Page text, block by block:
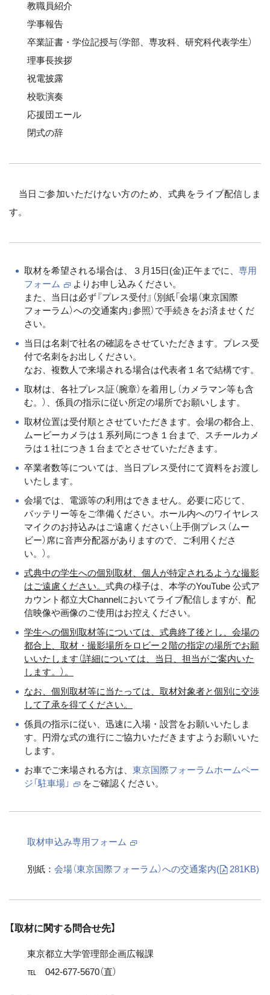
教職員紹介
学事報告
卒業証書・学位記授与（学部、専攻科、研究科代表学生）
理事長挨拶
祝電披露
校歌演奏
応援団エール
閉式の辞
当日ご参加いただけない方のため、式典をライブ配信しま
す。
取材を希望される場合は、３月15日(金)正午までに、 専用
フォーム
よりお申し込みください。
また、当日は必ず『プレス受付』（別紙「会場（東京国際
フォーラム）への交通案内」参照）で手続きをお済ませくだ
さい。
当日は名刺で社名の確認をさせていただきます。プレス受
付で名刺をお出しください。
なお、複数人で来場される場合は代表者１名で結構です。
取材は、各社プレス証（腕章）を着用し（カメラマン等も含
む。）、係員の指示に従い所定の場所でお願いします。
取材位置は受付順とさせていただきます。会場の都合上、
ムービーカメラは１系列局につき１台まで、スチールカメ
ラは１社につき１台までとさせていただきます。
卒業者数等については、当日プレス受付にて資料をお渡し
いたします。
会場では、電源等の利用はできません。必要に応じて、
バッテリー等をご準備ください。ホール内へのワイヤレス
マイクのお持込みはご遠慮ください（上手側プレス（ムー
ビー）席に音声分配器がありますので、ご利用くださ
い。）。
式典中の学生への個別取材、個人が特定されるような撮影
はご遠慮ください。 式典の様子は、本学のYouTube 公式ア
カウント都立大Channelにおいてライブ配信しますが、配
信映像や画像のご使用はお控えください。
学生への個別取材等については、式典終了後とし、会場の
都合上、取材・撮影場所をロビー２階の指定の場所でお願
いいたします（詳細については、当日、担当がご案内いた
します。）。
なお、個別取材等に当たっては、取材対象者と個別に交渉
して了承を得てください。
係員の指示に従い、迅速に入場・設営をお願いいたしま
す。円滑な式の進行にご協力いただきますようお願いいた
します。
お車でご来場される方は、 東京国際フォーラムホームペー
ジ「駐車場」
をご確認ください。
取材申込み専用フォーム
別紙： 会場（東京国際フォーラム）への交通案内( 281KB)
【取材に関する問合せ先】
東京都立大学管理部企画広報課
℡ 042-677-5670（直）